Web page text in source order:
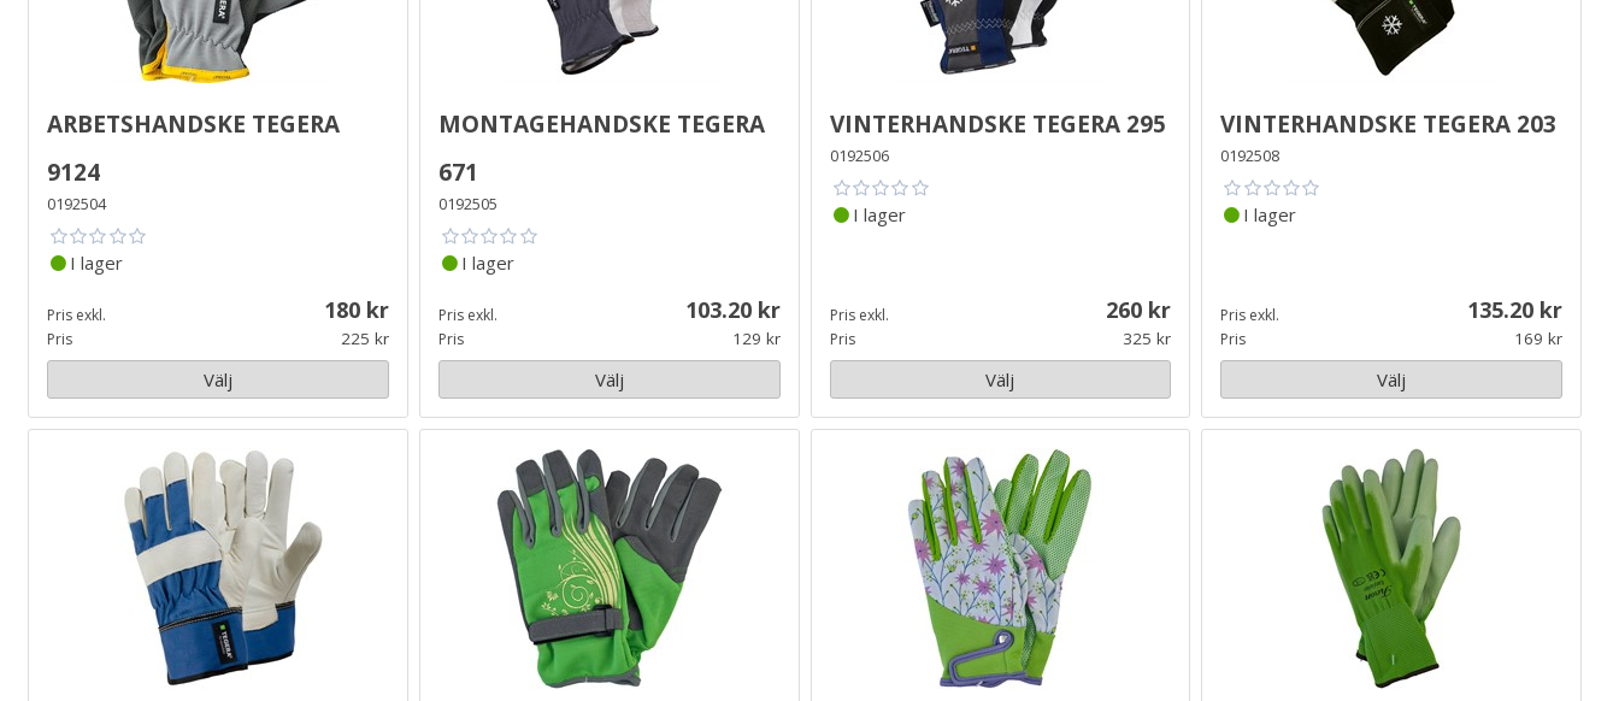
Arbetshandske Tegera
9124
0192504
I lager
Pris exkl. 180
Pris 225
Välj
Montagehandske Tegera
671
0192505
I lager
Pris exkl. 103.20
Pris 129
Välj
Vinterhandske Tegera 295
0192506
I lager
Pris exkl. 260
Pris 325
Välj
Vinterhandske Tegera 203
0192508
I lager
Pris exkl. 135.20
Pris 169
Välj